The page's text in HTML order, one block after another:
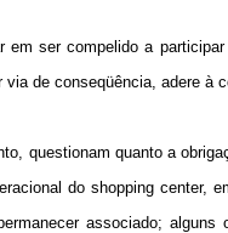
em ser compelido a
de conseqüência, adere à
questionam quanto a
do shopping center,
associado;